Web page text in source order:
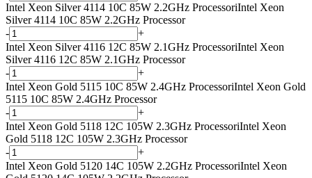
Intel Xeon Silver 4114 10C 85W 2.2GHz ProcessoriIntel Xeon
Silver 4114 10C 85W 2.2GHz Processor
-
+
Intel Xeon Silver 4116 12C 85W 2.1GHz ProcessoriIntel Xeon
Silver 4116 12C 85W 2.1GHz Processor
-
+
Intel Xeon Gold 5115 10C 85W 2.4GHz ProcessoriIntel Xeon Gold
5115 10C 85W 2.4GHz Processor
-
+
Intel Xeon Gold 5118 12C 105W 2.3GHz ProcessoriIntel Xeon
Gold 5118 12C 105W 2.3GHz Processor
-
+
Intel Xeon Gold 5120 14C 105W 2.2GHz ProcessoriIntel Xeon